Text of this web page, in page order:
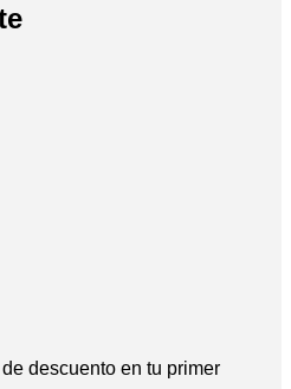
descuento en tu primer